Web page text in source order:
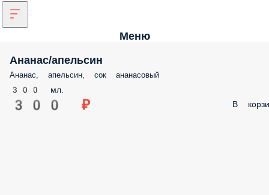
Меню
Ананас/апельсин
Ананас, апельсин, сок ананасовый
300 мл.
300 ₽ В